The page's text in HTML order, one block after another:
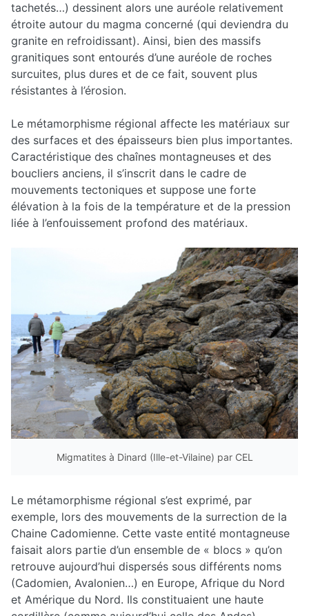
tachetés…) dessinent alors une auréole relativement
étroite autour du magma concerné (qui deviendra du
granite en refroidissant). Ainsi, bien des massifs
granitiques sont entourés d’une auréole de roches
surcuites, plus dures et de ce fait, souvent plus
résistantes à l’érosion.
Le métamorphisme régional affecte les matériaux sur
des surfaces et des épaisseurs bien plus importantes.
Caractéristique des chaînes montagneuses et des
boucliers anciens, il s’inscrit dans le cadre de
mouvements tectoniques et suppose une forte
élévation à la fois de la température et de la pression
liée à l’enfouissement profond des matériaux.
Migmatites à Dinard (Ille-et-Vilaine) par CEL
Le métamorphisme régional s’est exprimé, par
exemple, lors des mouvements de la surrection de la
Chaine Cadomienne. Cette vaste entité montagneuse
faisait alors partie d’un ensemble de « blocs » qu’on
retrouve aujourd’hui dispersés sous différents noms
(Cadomien, Avalonien…) en Europe, Afrique du Nord
et Amérique du Nord. Ils constituaient une haute